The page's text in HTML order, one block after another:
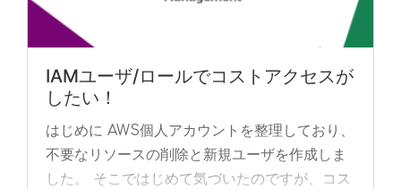
IAMユーザ/ロールでコストアクセスが
したい！
はじめに AWS個人アカウントを整理しており、
不要なリソースの削除と新規ユーザを作成しま
した。 そこではじめて気づいたのですが、コス